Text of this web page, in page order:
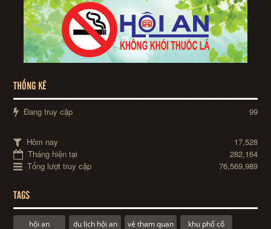
THỐNG KÊ
Đang truy cập 99
Hôm nay
17,528
Tháng hiện tại
282,164
Tổng lượt truy cập
76,569,989
TAGS
hội an du lịch hội an vé tham quan khu phố cổ